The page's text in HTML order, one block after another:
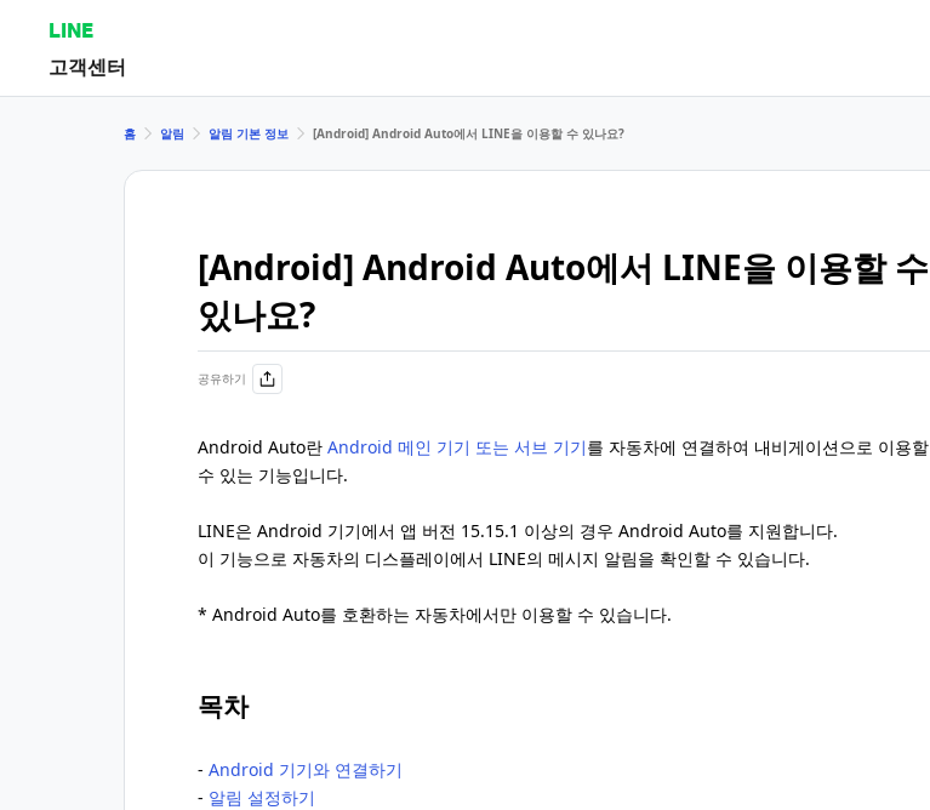
LINE
고객센터
홈 알림 알림 기본 정보 [Android] Android Auto에서 LINE을 이용할 수 있나요?
[Android] Android Auto에서 LINE을 이용할 수
있나요?
공유하기
Android Auto란 Android 메인 기기 또는 서브 기기를 자동차에 연결하여 내비게이션으로 이용할
수 있는 기능입니다.
LINE은 Android 기기에서 앱 버전 15.15.1 이상의 경우 Android Auto를 지원합니다.
이 기능으로 자동차의 디스플레이에서 LINE의 메시지 알림을 확인할 수 있습니다.
* Android Auto를 호환하는 자동차에서만 이용할 수 있습니다.
목차
- Android 기기와 연결하기
- 알림 설정하기